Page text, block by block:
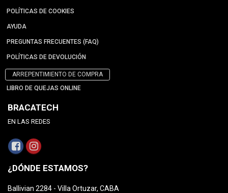
POLÍTICAS DE COOKIES
AYUDA
PREGUNTAS FRECUENTES (FAQ)
POLÍTICAS DE DEVOLUCIÓN
ARREPENTIMIENTO DE COMPRA
LIBRO DE QUEJAS ONLINE
BRACATECH
EN LAS REDES
¿DÓNDE ESTAMOS?
Ballivian 2284 - Villa Ortuzar, CABA